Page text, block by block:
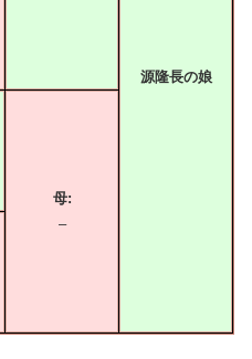
源隆長の娘
母:
–